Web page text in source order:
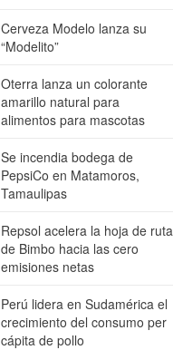
Cerveza Modelo lanza su
“Modelito”
Oterra lanza un colorante
amarillo natural para
alimentos para mascotas
Se incendia bodega de
PepsiCo en Matamoros,
Tamaulipas
Repsol acelera la hoja de ruta
de Bimbo hacia las cero
emisiones netas
Perú lidera en Sudamérica el
crecimiento del consumo per
cápita de pollo